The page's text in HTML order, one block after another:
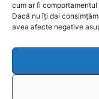
cum ar fi
Dacă nu îți dai
avea afecte negative
A.N.P.C.